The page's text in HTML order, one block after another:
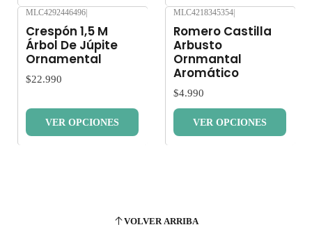
MLC4292446496|
Crespón 1,5 M
Árbol De Júpite
Ornamental
$22.990
VER OPCIONES
MLC4218345354|
Romero Castilla
Arbusto
Ornmantal
Aromático
$4.990
VER OPCIONES
VOLVER ARRIBA